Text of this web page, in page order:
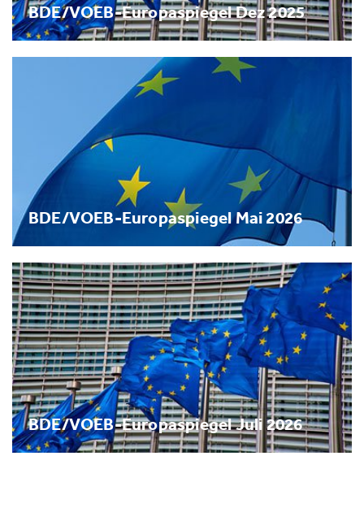
BDE/VOEB-Europaspiegel Dez 2025
BDE/VOEB-Europaspiegel Mai 2026
BDE/VOEB-Europaspiegel Juli 2026